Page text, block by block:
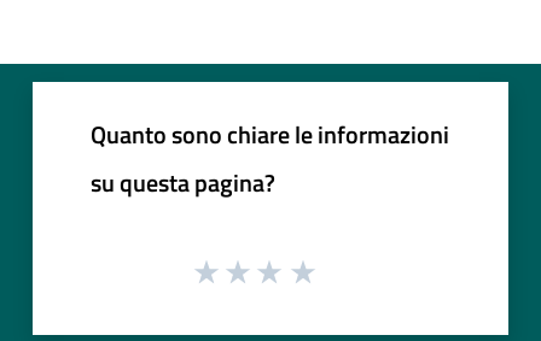
Quanto sono chiare le informazioni
su questa pagina?